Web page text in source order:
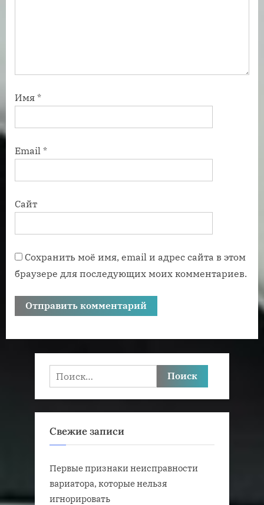
Имя *
Email *
Сайт
Сохранить моё имя, email и адрес сайта в этом
браузере для последующих моих комментариев.
Найти:
Свежие записи
Первые признаки неисправности
вариатора, которые нельзя
игнорировать